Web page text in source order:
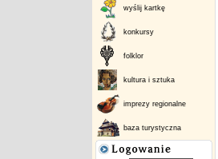
wyślij kartkę
konkursy
folklor
kultura i sztuka
imprezy regionalne
baza turystyczna